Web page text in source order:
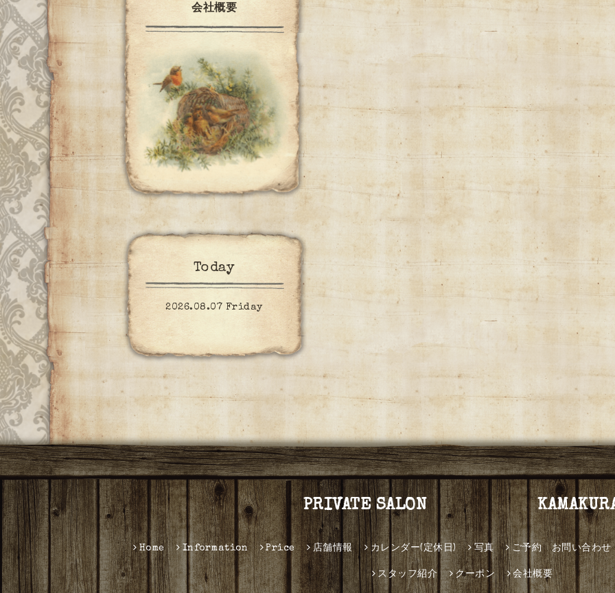
会社概要
Today
2026.08.07 Friday
PRIVATE SALON
Home Information Price 店舗情報 カレンダー(定休日) 写真 ご予約 お問い合わせ
スタッフ紹介 クーポン 会社概要